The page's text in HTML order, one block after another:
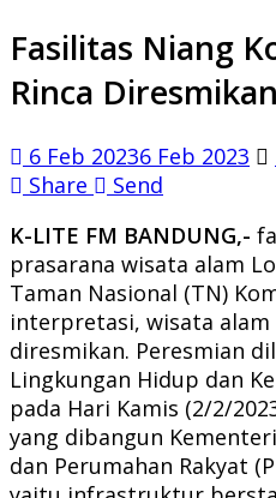
Fasilitas Niang
Rinca Diresmikan
6 Feb 20236 Feb 2023
Share
Send
K-LITE FM BANDUNG,-
prasarana wisata alam
Taman Nasional (TN)
interpretasi, wisata
diresmikan. Peresmian
Lingkungan Hidup dan
pada Hari Kamis (2/2/
yang dibangun
dan Perumahan Rakyat